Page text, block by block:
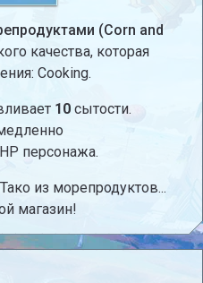
(Corn and
качества, которая
Cooking.
10 сытости.
персонажа.
Тако из морепродуктов...
магазин!